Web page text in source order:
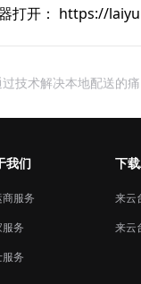
器打开： https://
技术解决本地配送的
我们
服务
务
务
下
来云
来云